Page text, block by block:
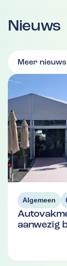
Nieuws
Meer nieuws
aanwezig
Algemeen